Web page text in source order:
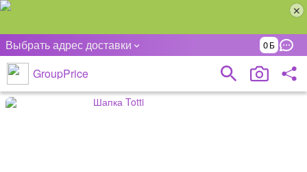
Выбрать адрес доставки 0
GroupPrice